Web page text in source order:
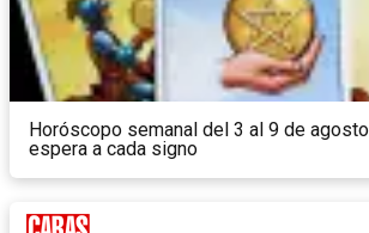
Horóscopo semanal del 3 al 9 de
espera a cada signo